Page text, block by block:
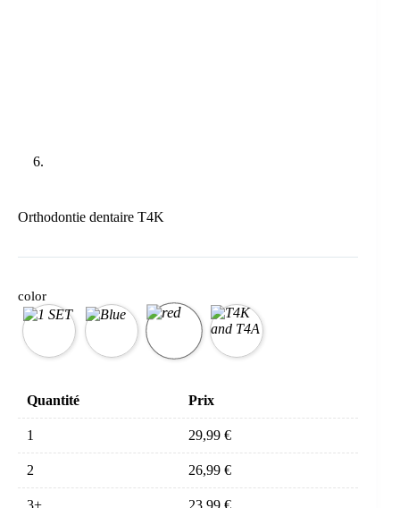
Orthodontie dentaire T4K
color
Quantité Prix
1 29,99 €
2 26,99 €